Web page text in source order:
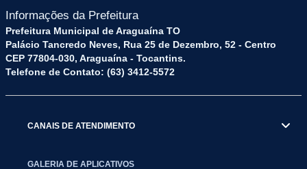
Informações da Prefeitura
Prefeitura Municipal de Araguaína TO
Palácio Tancredo Neves, Rua 25 de Dezembro, 52 - Centro
CEP 77804-030, Araguaína - Tocantins.
Telefone de Contato: (63) 3412-5572
CANAIS DE ATENDIMENTO
GALERIA DE APLICATIVOS